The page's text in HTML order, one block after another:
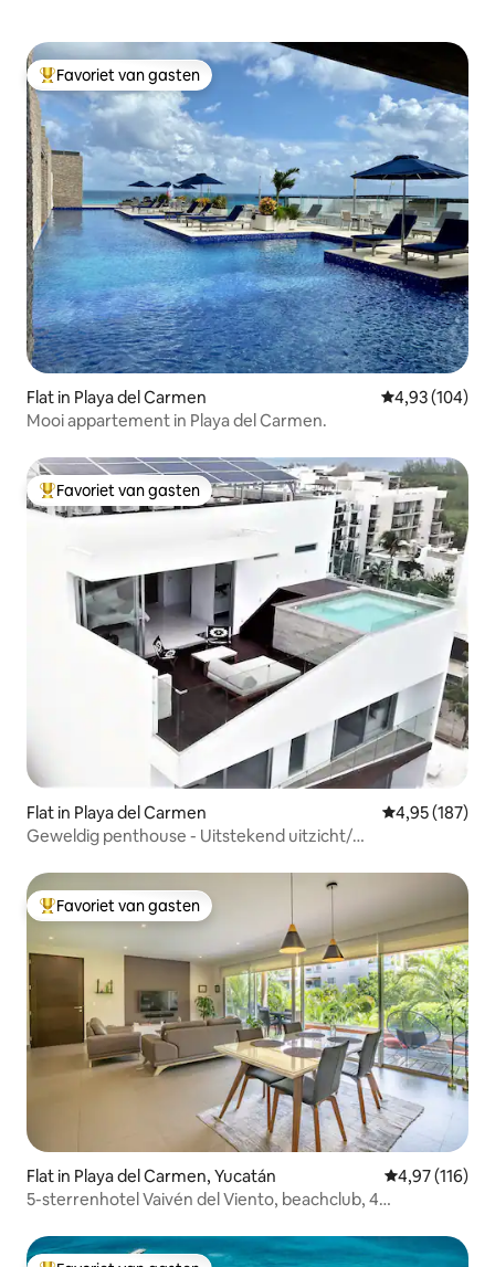
Topfavoriet van gasten
Favoriet van gasten
Flat in Playa del Carmen Gemiddelde
4,93 (104)
Mooi appartement in Playa del Carmen.
Topfavoriet van gasten
Favoriet van gasten
Flat in Playa del Carmen Gemiddelde
4,95 (187)
Geweldig penthouse - Uitstekend uitzicht/
Topfavoriet van gasten
Favoriet van gasten
Flat in Playa del Carmen, Yucatán Gemiddelde
4,97 (116)
5-sterrenhotel Vaivén del Viento, beachclub, 4